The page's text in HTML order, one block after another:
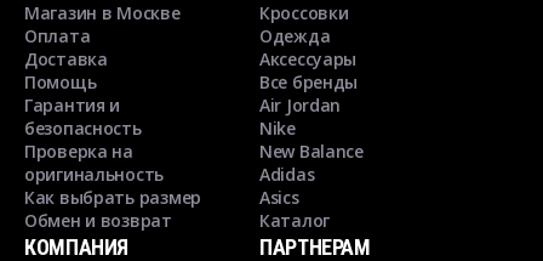
Магазин в Москве
Оплата
Доставка
Помощь
Гарантия и
безопасность
Проверка на
оригинальность
Как выбрать размер
Обмен и возврат
Кроссовки
Одежда
Аксессуары
Все бренды
Air Jordan
Nike
New Balance
Adidas
Asics
Каталог
КОМПАНИЯ ПАРТНЕРАМ